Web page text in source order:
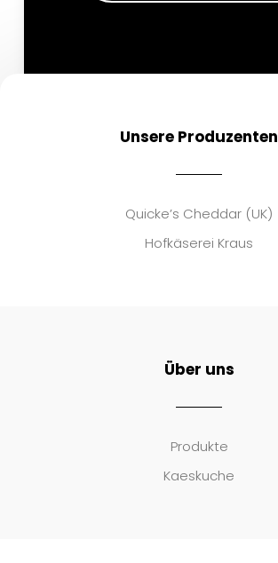
Unsere Produzenten
Quicke’s Cheddar (UK)
Hofkäserei Kraus
Über uns
Produkte
Kaeskuche